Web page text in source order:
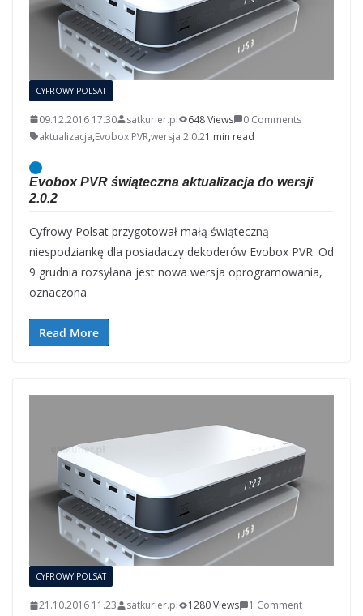
CYFROWY POLSAT
09.12.2016 17.30 satkurier.pl 648 Views
0 Comments
aktualizacja,Evobox PVR,wersja 2.0.21 min read
Evobox PVR świąteczna aktualizacja do wersji
2.0.2
Cyfrowy Polsat przygotował małą świąteczną
niespodziankę dla posiadaczy dekoderów Evobox PVR. Od
9 grudnia rozsyłana jest nowa wersja oprogramowania,
oznaczona
Read More
CYFROWY POLSAT
21.10.2016 11.23 satkurier.pl 1280 Views
1 Comment